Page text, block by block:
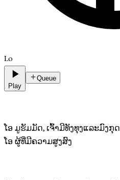
Lo
Play
Queue
ໂອ ມູຮັມມັດ, ເຈົ້າມີທັງທຸງແລະມົງກຸດ
ໂອ ຜູ້ທີ່ມີຄວາມສູງສົງ